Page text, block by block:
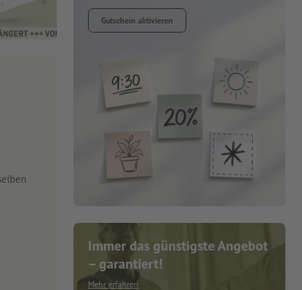
Gutschein aktivieren
Immer das günstigste Angebot
– garantiert!
Mehr erfahren